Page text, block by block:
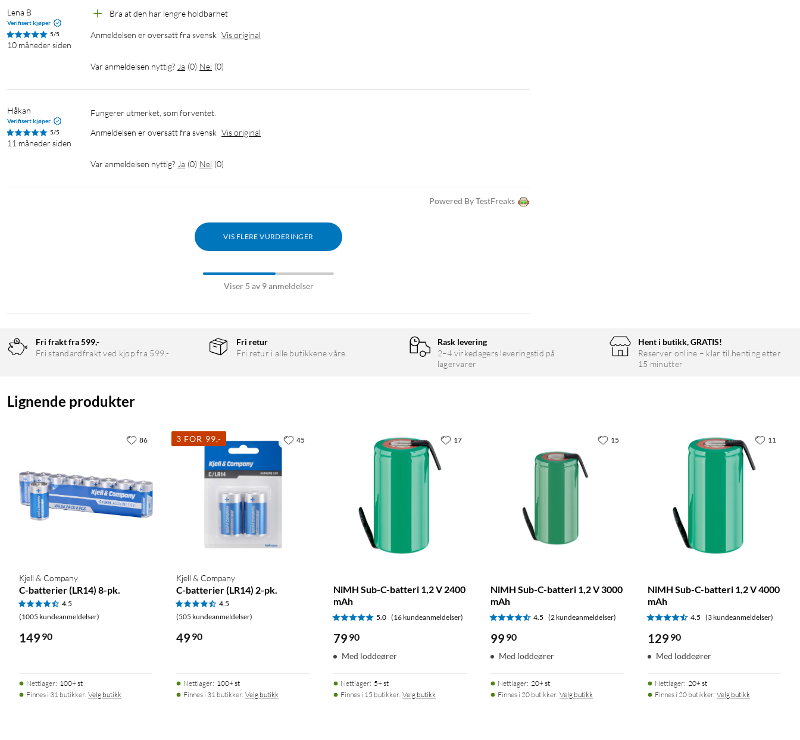
Lena B
Verifisert kjøper
5/5
10 måneder siden
Bra at den har lengre holdbarhet
Anmeldelsen er oversatt fra svensk Vis original
Var anmeldelsen nyttig? Ja (0) Nei (0)
Håkan
Verifisert kjøper
5/5
11 måneder siden
Fungerer utmerket, som forventet.
Anmeldelsen er oversatt fra svensk Vis original
Var anmeldelsen nyttig? Ja (0) Nei (0)
Powered By TestFreaks
VIS FLERE VURDERINGER
Viser 5 av 9 anmeldelser
Fri frakt fra 599,-
Fri standardfrakt ved kjøp fra 599,-
Fri retur
Fri retur i alle butikkene våre.
Rask levering
2–4 virkedagers leveringstid på
lagervarer
Hent i butikk, GRATIS!
Reserver online – klar til henting etter
15 minutter
Lignende produkter
Kjell & Company
C-batterier (LR14) 8-pk.
4.5
(1005 kundeanmeldelser)
149 90
Nettlager: 100+ st
Finnes i 31 butikker. Velg butikk
86 3 FOR 99,-
Kjell & Company
C-batterier (LR14) 2-pk.
4.5
(505 kundeanmeldelser)
49 90
Nettlager: 100+ st
Finnes i 31 butikker. Velg butikk
45
NiMH Sub-C-batteri 1,2 V 2400
mAh
5.0 (16 kundeanmeldelser)
79 90
Med loddeører
Nettlager: 5+ st
Finnes i 15 butikker. Velg butikk
17
NiMH Sub-C-batteri 1,2 V 3000
mAh
4.5 (2 kundeanmeldelser)
99 90
Med loddeører
Nettlager: 20+ st
Finnes i 20 butikker. Velg butikk
15
NiMH Sub-C-batteri 1,2 V 4000
mAh
4.5 (3 kundeanmeldelser)
129 90
Med loddeører
Nettlager: 20+ st
Finnes i 20 butikker. Velg butikk
11